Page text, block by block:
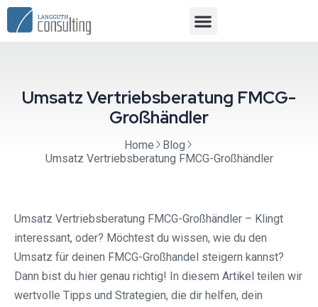
Umsatz Vertriebsberatung FMCG-
Großhändler
Home
Blog
Umsatz Vertriebsberatung FMCG-Großhändler
Umsatz Vertriebsberatung FMCG-Großhändler – Klingt
interessant, oder? Möchtest du wissen, wie du den
Umsatz für deinen FMCG-Großhandel steigern kannst?
Dann bist du hier genau richtig! In diesem Artikel teilen wir
wertvolle Tipps und Strategien, die dir helfen, dein